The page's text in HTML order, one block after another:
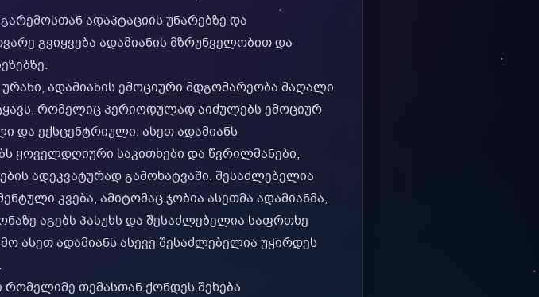
ადაპტაციის უნარებზე და
გვიყვება ადამიანის მზრუნველობით და
ადამიანის ემოციური მდგომარეობა მაღალი
რომელიც პერიოდულად აიძულებს ემოციურ
და ექსცენტრიული. ასეთ ადამიანს
ყოველდღიური საკითხები და წვრილმანები,
ადეკვატურად გამოხატვაში. შესაძლებელია
კვება, ამიტომაც ჯობია ასეთმა ადამიანმა,
აგებს პასუხს და შესაძლებელია საფრთხე
ასეთ ადამიანს ასევე შესაძლებელია უჭირდეს
რომელიმე თემასთან ქონდეს შეხება